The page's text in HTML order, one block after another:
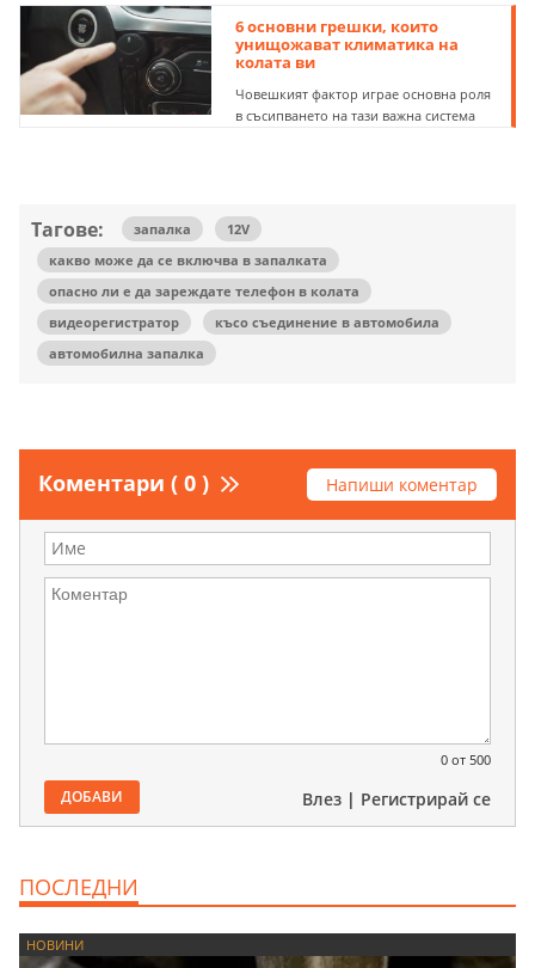
6 основни грешки, които
унищожават климатика на
колата ви
Човешкият фактор играе основна роля
в съсипването на тази важна система
Тагове: запалка
12V
какво може да се включва в запалката
опасно ли е да зареждате телефон в колата
видеорегистратор
късо съединение в автомобила
автомобилна запалка
Коментари ( 0 ) Напиши коментар
0 от 500
ДОБАВИ Влез | Регистрирай се
ПОСЛЕДНИ
НОВИНИ